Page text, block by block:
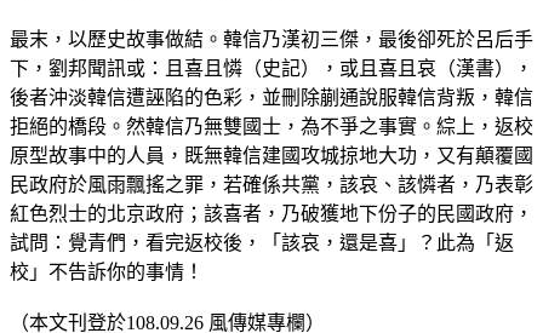
最末，以歷史故事做結。韓信乃漢初三傑，最後卻死於呂后手
下，劉邦聞訊或：且喜且憐（史記），或且喜且哀（漢書），
後者沖淡韓信遭誣陷的色彩，並刪除蒯通說服韓信背叛，韓信
拒絕的橋段。然韓信乃無雙國士，為不爭之事實。綜上，返校
原型故事中的人員，既無韓信建國攻城掠地大功，又有顛覆國
民政府於風雨飄搖之罪，若確係共黨，該哀、該憐者，乃表彰
紅色烈士的北京政府；該喜者，乃破獲地下份子的民國政府，
試問：覺青們，看完返校後，「該哀，還是喜」？此為「返
校」不告訴你的事情！
（本文刊登於108.09.26 風傳媒專欄）